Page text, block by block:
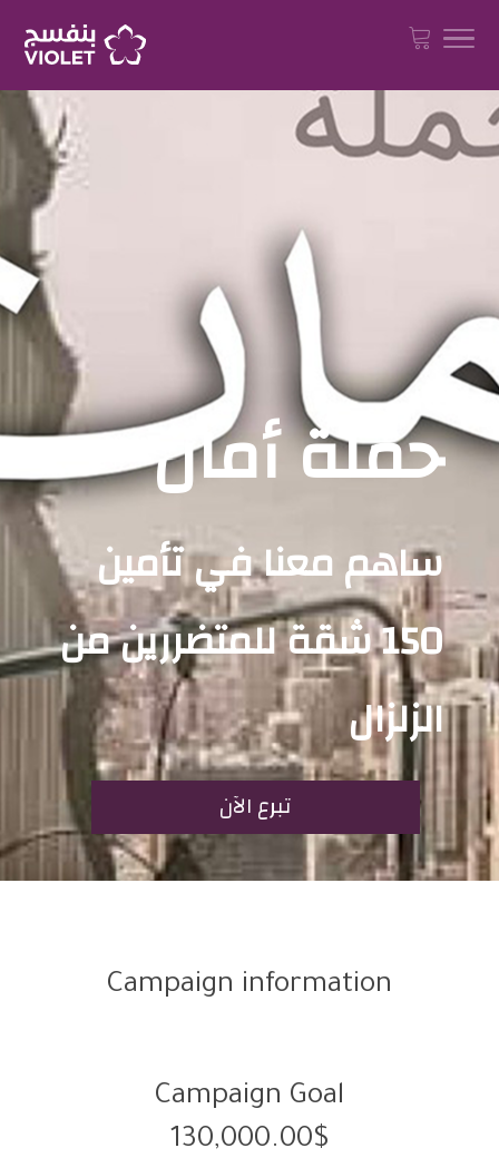
حملة أمان
ساهم معنا في تأمين
150 شقة للمتضررين من
الزلزال
تبرع الآن
Campaign information
Campaign Goal
130,000.00$